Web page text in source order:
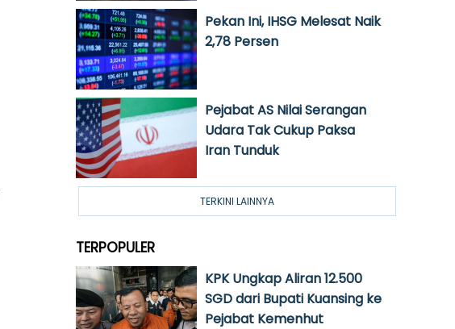
Pekan Ini, IHSG Melesat Naik
2,78 Persen
Pejabat AS Nilai Serangan
Udara Tak Cukup Paksa
Iran Tunduk
TERKINI LAINNYA
TERPOPULER
KPK Ungkap Aliran 12.500
SGD dari Bupati Kuansing ke
Pejabat Kemenhut